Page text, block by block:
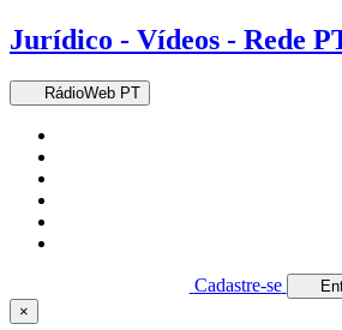
Jurídico - Vídeos - Rede
RádioWeb PT
Cadastre-se
×